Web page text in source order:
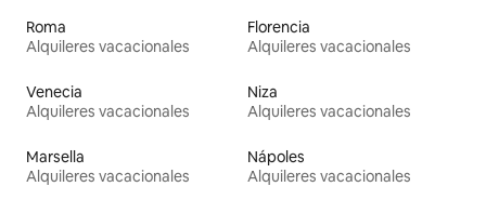
Roma
Alquileres vacacionales
Florencia
Alquileres vacacionales
Venecia
Alquileres vacacionales
Niza
Alquileres vacacionales
Marsella
Alquileres vacacionales
Nápoles
Alquileres vacacionales